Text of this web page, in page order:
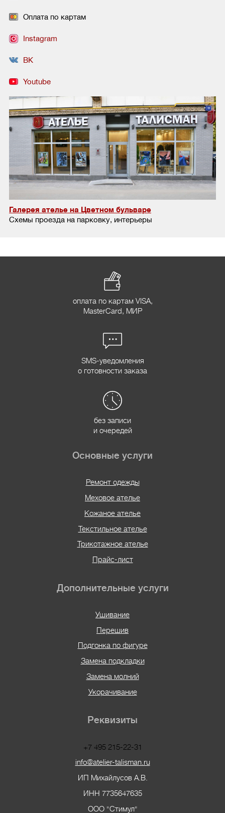
Оплата по картам
Instagram
ВК
Youtube
Галерея ателье на Цветном бульваре
Схемы проезда на парковку, интерьеры
оплата по картам VISA,
MasterCard, МИР
SMS-уведомления
о готовности заказа
без записи
и очередей
Основные услуги
Ремонт одежды
Меховое ателье
Кожаное ателье
Текстильное ателье
Трикотажное ателье
Прайс-лист
Дополнительные услуги
Ушивание
Перешив
Подгонка по фигуре
Замена подкладки
Замена молний
Укорачивание
Реквизиты
+7 495 215-22-31
info@atelier-talisman.ru
ИП Михайлусов А.В.
ИНН 7735647635
ООО "Стимул"